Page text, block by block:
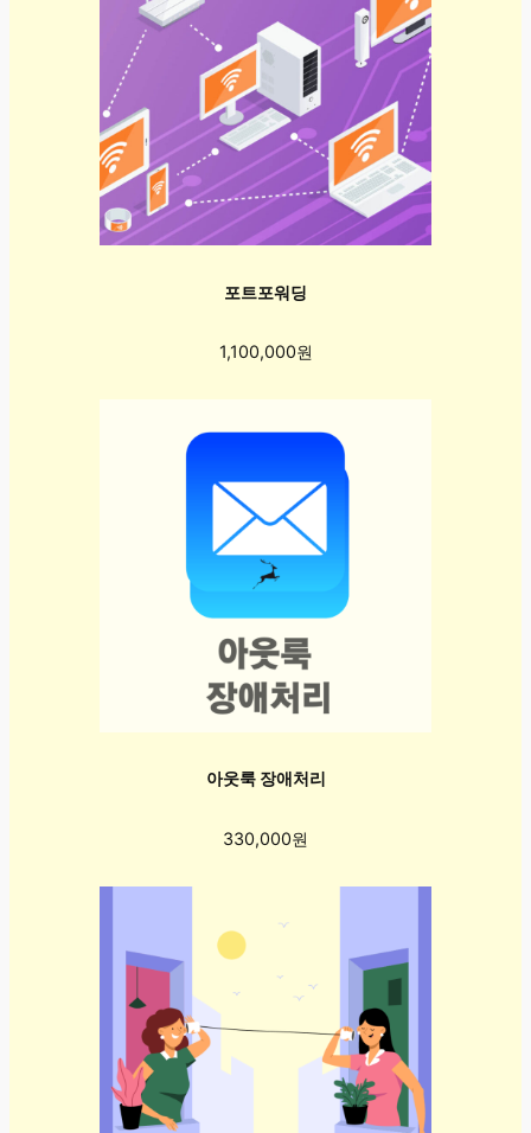
포트포워딩
1,100,000원
아웃룩 장애처리
330,000원